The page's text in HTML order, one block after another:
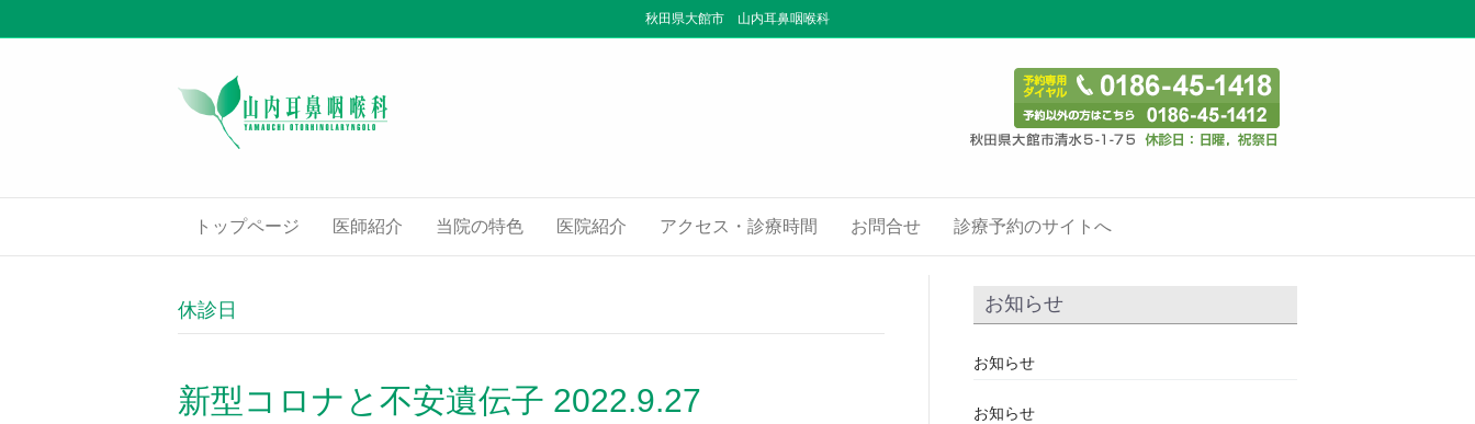
秋田県大館市 山内耳鼻咽喉科
トップページ 医師紹介 当院の特色 医院紹介 アクセス・診療時間 お問合せ 診療予約のサイトへ
休診日
新型コロナと不安遺伝子 2022.9.27
お知らせ
お知らせ
お知らせ